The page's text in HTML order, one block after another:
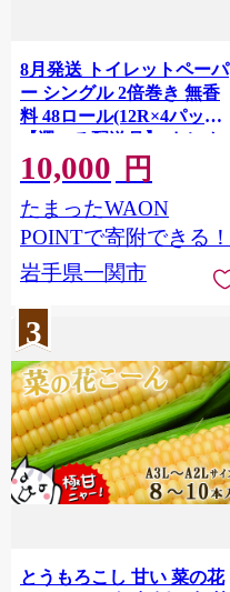
8月発送 トイレットペーパ
ー シングル 2倍巻き 無香
料 48ロール(12R×4パック)
【選べる配送月】 まとめ
買い 大容量 日用品 生活必
需品 備蓄 再生紙 人気 おす
すめ ランキング 送料無料
岩手県 一関市 といれっと
10,000 円
たまったWAON
POINTで寄附できる！
岩手県一関市
3
とうもろこし 甘い 菜の花